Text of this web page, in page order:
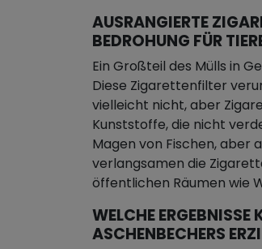
AUSRANGIERTE
BEDROHUNG FÜR
Ein Großteil des Mülls in
Diese Zigarettenfilter
vielleicht nicht, aber
Kunststoffe, die nicht
Magen von Fischen, aber
verlangsamen die
öffentlichen Räumen wie
WELCHE
ASCHENBECHERS